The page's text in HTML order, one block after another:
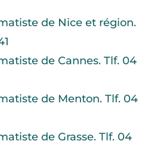
de Nice et région.
de Cannes. Tlf. 04
de Menton. Tlf. 04
de Grasse. Tlf. 04